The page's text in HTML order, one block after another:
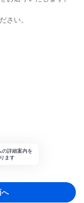
さい。
の詳細案内を
ます
へ